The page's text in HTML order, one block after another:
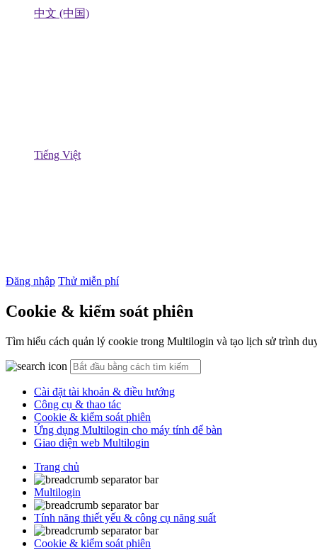
中文 (中国)
Tiếng Việt
Đăng nhập Thử miễn phí
Cookie & kiểm soát phiên
Tìm hiểu cách quản lý cookie trong Multilogin và tạo lịch sử trình
Cài đặt tài khoản & điều hướng
Công cụ & thao tác
Cookie & kiểm soát phiên
Ứng dụng Multilogin cho máy tính để bàn
Giao diện web Multilogin
Trang chủ
Multilogin
Tính năng thiết yếu & công cụ năng suất
Cookie & kiểm soát phiên